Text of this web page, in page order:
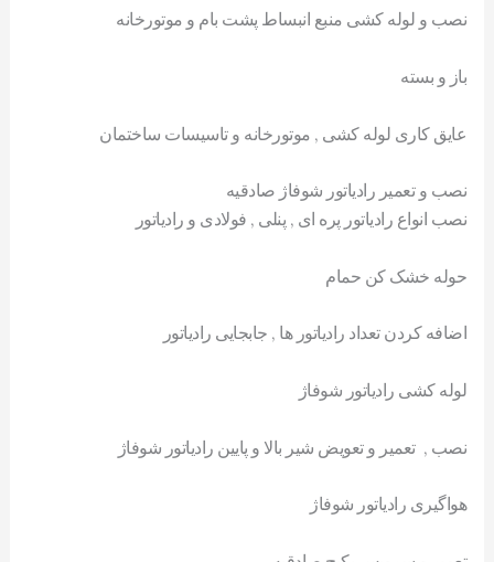
نصب و لوله کشی منبع انبساط پشت بام و موتورخانه
باز و بسته
عایق کاری لوله کشی , موتورخانه و تاسیسات ساختمان
نصب و تعمیر رادیاتور شوفاژ صادقیه
نصب انواع رادیاتور پره ای , پنلی , فولادی و رادیاتور
حوله خشک کن حمام
اضافه کردن تعداد رادیاتور ها , جابجایی رادیاتور
لوله کشی رادیاتور شوفاژ
نصب , تعمیر و تعویض شیر بالا و پایین رادیاتور شوفاژ
هواگیری رادیاتور شوفاژ